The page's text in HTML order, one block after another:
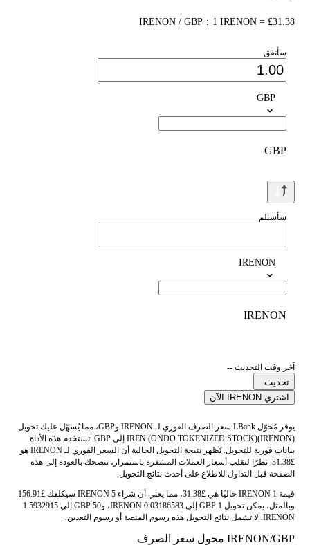
IRENON / GBP：1 IRENON = £31.38
سأنفق
GBP
GBP
سأستلم
IRENON
IRENON
آخر وقت التحديث --
تحديث
اشتري IRENON الآن
يوفر مُحوّل LBank سعر الصرف الفوري لـ IRENON وGBP، مما يُسهّل عليك تحويل
IREN (ONDO TOKENIZED STOCK)(IRENON) إلى GBP. تستخدم هذه الأداة
بيانات فورية للتحويل. تُظهر نتيجة التحويل الحالية أن السعر الفوري لـ IRENON هو
£31.38. نظرًا لتقلب أسعار العملات المشفرة باستمرار، ننصحك بالعودة إلى هذه
الصفحة قبل التداول للاطلاع على أحدث نتائج التحويل.
قيمة 1 IRENON حاليًا هي £31.38، مما يعني أن شراء 5 IRENON سيكلفك £156.91.
وبالمثل، يمكن تحويل 1 GBP إلى 0.03186583 IRENON، و50 GBP إلى 1.5932915
IRENON. لا تشمل نتائج التحويل هذه رسوم المنصة أو رسوم التعدين.
IRENON/GBP محول سعر الصرف